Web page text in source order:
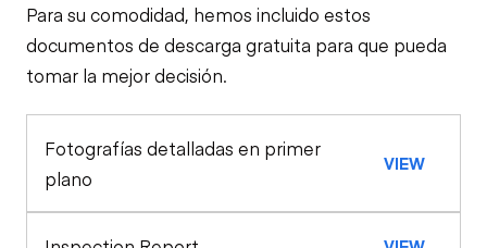
Cab
Seat Belts
Horn
Configuration
Door Condition
Refrigeration Unit
Oil Sample Analysis (engine)
General Appearance
Para su comodidad, hemos incluido estos
documentos de descarga gratuita para que pueda
tomar la mejor decisión.
Fotografías detalladas en primer
plano
VIEW